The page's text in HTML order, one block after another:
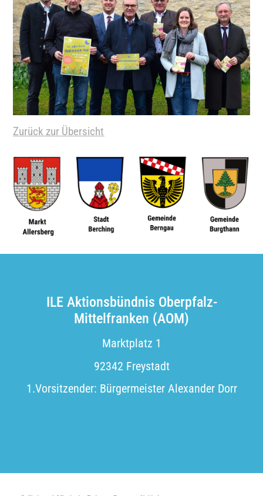
Zurück zur Übersicht
ILE Aktionsbündnis Oberpfalz-
Mittelfranken (AOM)
Marktplatz 1
92342 Freystadt
1.Vorsitzender: Bürgermeister Alexander Dorr